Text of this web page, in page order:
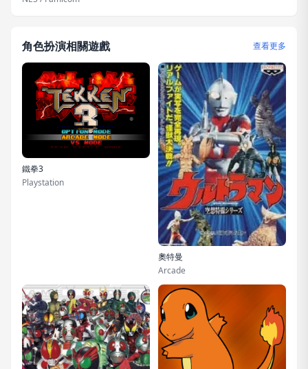
角色扮演相關遊戲 查看更多
鐵拳3
Playstation
奧特曼
Arcade